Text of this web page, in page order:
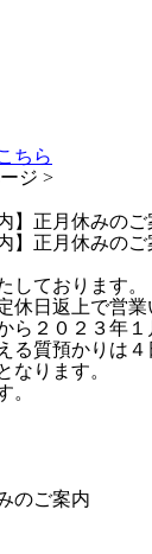
ちら
ジ >
】正月休みのご
】正月休みのご
しております。
休日返上で営業
ら２０２３年
る質預かりは
なります。
。
のご案内